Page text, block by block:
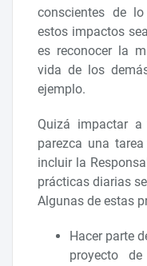
conscientes de
estos impactos
es reconocer la
vida de los
ejemplo.
Quizá impactar
parezca una
incluir la
prácticas diarias
Algunas de estas
Hacer parte
proyecto